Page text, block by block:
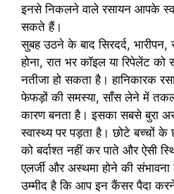
इनसे निकलने वाले रसायन आपके
सकते हैं।
सुबह उठने के बाद सिरदर्द,
होना, रात भर कॉइल या रिपेलेंट
नतीजा हो सकता है। हानिकारक
फेफड़ों की समस्या, साँस लेने में
कारण बनता है। इसका सबसे बुरा
स्वास्थ्य पर पड़ता है। छोटे बच्चों
को बर्दाश्त नहीं कर पाते और ऐसी
एलर्जी और अस्थमा होने की
उम्मीद है कि आप इन कैंसर पैदा